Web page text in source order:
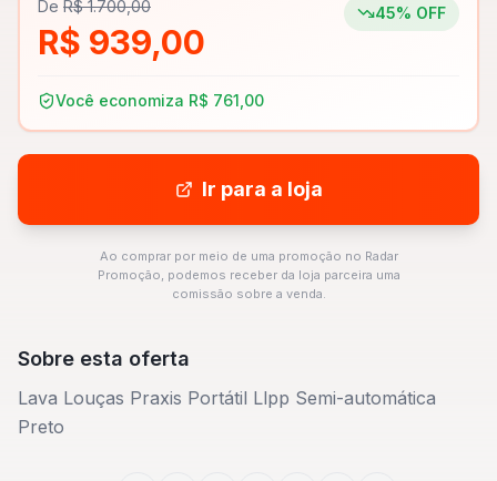
De R$ 1.700,00
R$ 939,00
45% OFF
Você economiza R$ 761,00
Ir para a loja
Ao comprar por meio de uma promoção no Radar
Promoção, podemos receber da loja parceira uma
comissão sobre a venda.
Sobre esta oferta
Lava Louças Praxis Portátil Llpp Semi-automática
Preto